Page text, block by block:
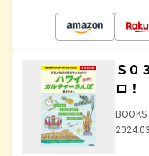
Ｓ０
ロ！